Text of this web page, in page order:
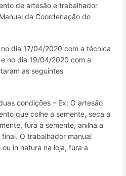
de artesão e trabalhador
da Coordenação do
dia 17/04/2020 com a técnica
e no dia 19/04/2020 com a
as seguintes
condições – Ex: O artesão
que colhe a semente, seca a
fura a semente, anilha a
O trabalhador manual
in natura na loja, fura a